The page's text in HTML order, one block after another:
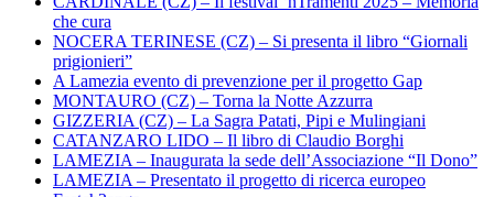
che cura
NOCERA TERINESE (CZ) – Si presenta il libro “Giornali
prigionieri”
A Lamezia evento di prevenzione per il progetto Gap
MONTAURO (CZ) – Torna la Notte Azzurra
GIZZERIA (CZ) – La Sagra Patati, Pipi e Mulingiani
CATANZARO LIDO – Il libro di Claudio Borghi
LAMEZIA – Inaugurata la sede dell’Associazione “Il Dono”
LAMEZIA – Presentato il progetto di ricerca europeo